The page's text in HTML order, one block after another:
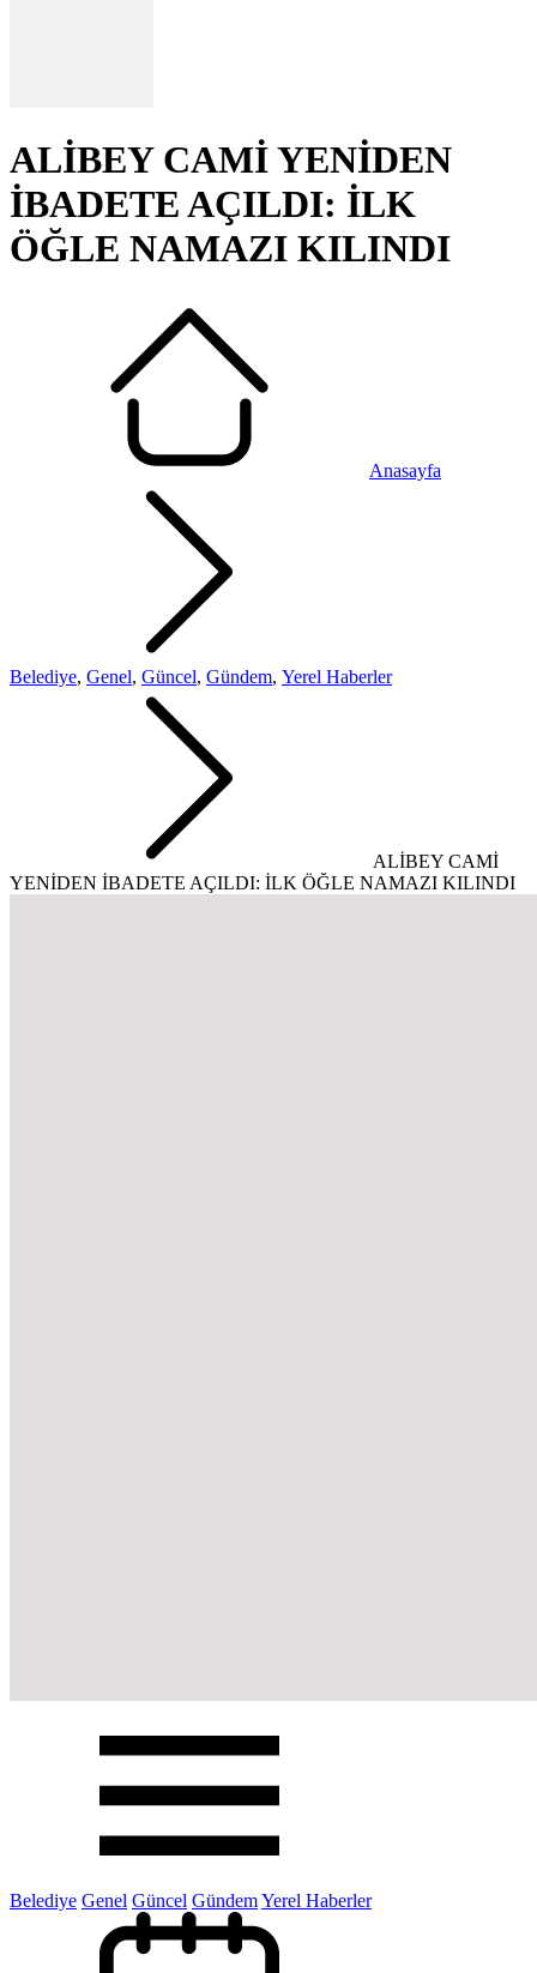
ALİBEY CAMİ YENİDEN
İBADETE AÇILDI: İLK
ÖĞLE NAMAZI KILINDI
Anasayfa
Belediye, Genel, Güncel, Gündem, Yerel Haberler
ALİBEY CAMİ
YENİDEN İBADETE AÇILDI: İLK ÖĞLE NAMAZI KILINDI
Belediye Genel Güncel GündemYerel Haberler